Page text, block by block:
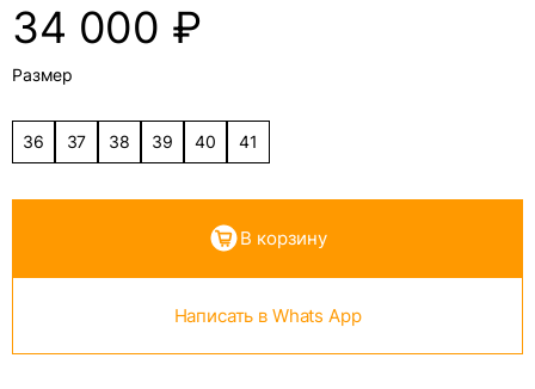
34 000 ₽
Размер
36 37 38 39 40 41
В корзину
Написать в Whats App